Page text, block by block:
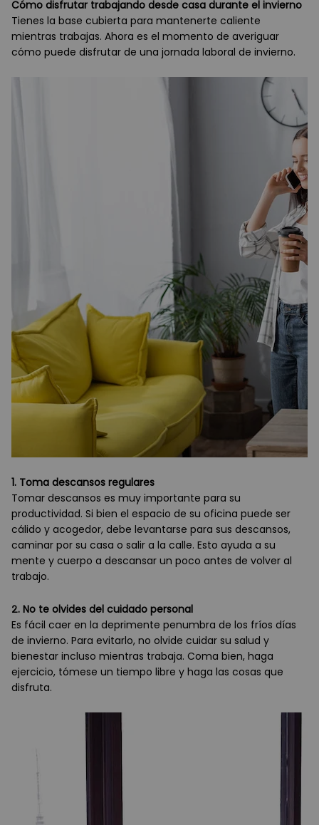
Cómo disfrutar trabajando desde casa durante el invierno
Tienes la base cubierta para mantenerte caliente
mientras trabajas. Ahora es el momento de averiguar
cómo puede disfrutar de una jornada laboral de invierno.
1. Toma descansos regulares
Tomar descansos es muy importante para su
productividad. Si bien el espacio de su oficina puede ser
cálido y acogedor, debe levantarse para sus descansos,
caminar por su casa o salir a la calle. Esto ayuda a su
mente y cuerpo a descansar un poco antes de volver al
trabajo.
2. No te olvides del cuidado personal
Es fácil caer en la deprimente penumbra de los fríos días
de invierno. Para evitarlo, no olvide cuidar su salud y
bienestar incluso mientras trabaja. Coma bien, haga
ejercicio, tómese un tiempo libre y haga las cosas que
disfruta.